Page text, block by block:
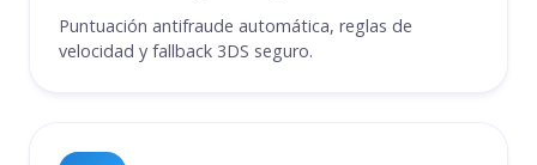
Puntuación antifraude automática, reglas de
velocidad y fallback 3DS seguro.